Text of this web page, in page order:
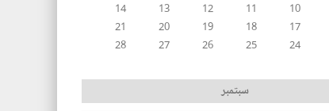
10
11
12
13
14
17
18
19
20
21
24
25
26
27
28
سبتمبر